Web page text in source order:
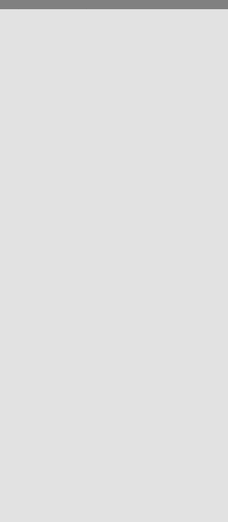
Más información en el sitio web de la